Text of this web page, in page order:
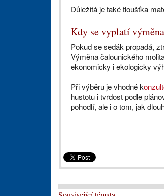
Důležitá je také tloušťka
Kdy se vyplatí
Pokud se sedák propadá,
Výměna čalounického
ekonomicky i ekologicky
Při výběru je vhodné k
hustotu i tvrdost podle
pohodlí, ale i o tom, jak